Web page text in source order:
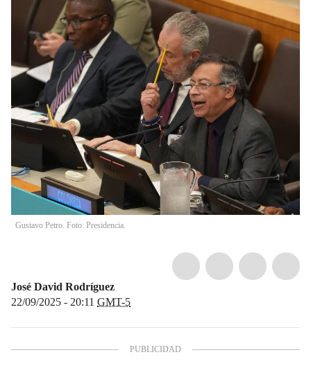
Gustavo Petro. Foto: Presidencia.
José David Rodríguez
22/09/2025 - 20:11 GMT-5